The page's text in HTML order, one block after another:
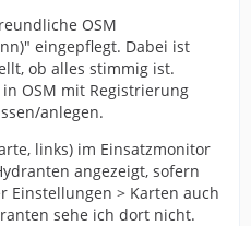
aus der APP
im Monitor angezeigt
OSM
eingepflegt. Dabei ist
ob alles stimmig ist.
OSM mit Registrierung
anlegen.
links) im Einsatzmonitor
angezeigt, sofern
Einstellungen > Karten auch
sehe ich dort nicht.